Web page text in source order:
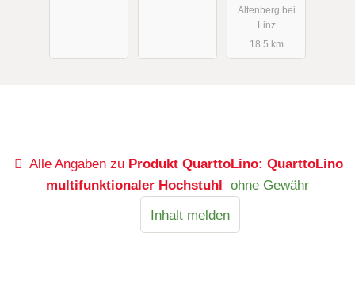
chutz
Altenberg bei
Linz
18.5 km
Alle Angaben zu Produkt QuarttoLino: QuarttoLino
multifunktionaler Hochstuhl ohne Gewähr
Inhalt melden